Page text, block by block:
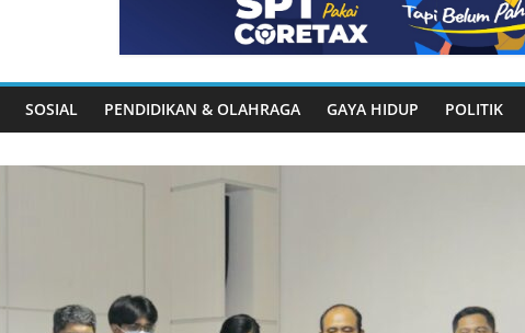
SOSIAL PENDIDIKAN & OLAHRAGA GAYA HIDUP POLITIK